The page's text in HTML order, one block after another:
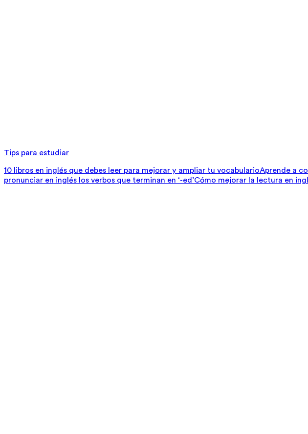
Tips para estudiar
10 libros en inglés que debes leer para mejorar y ampliar tu vocabularioAprende a
pronunciar en inglés los verbos que terminan en ‘-ed’Cómo mejorar la lectura en